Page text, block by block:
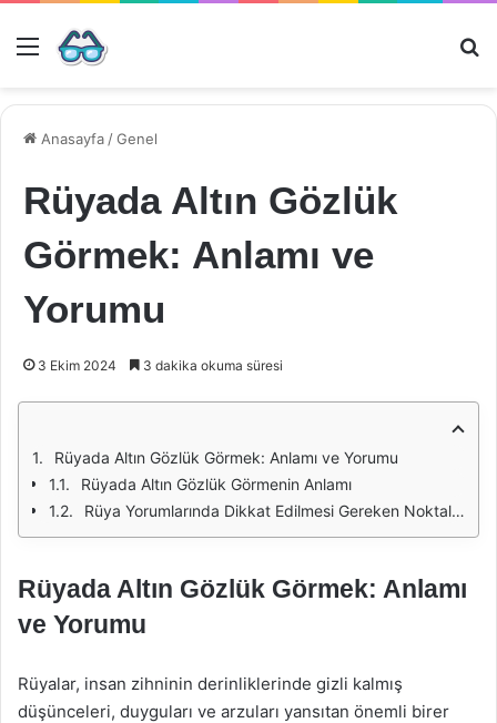
Menü
Anasayfa /Genel
Rüyada Altın Gözlük
Görmek: Anlamı ve
Yorumu
3 Ekim 2024 3 dakika okuma süresi
Rüyada Altın Gözlük Görmek: Anlamı ve Yorumu
Rüyada Altın Gözlük Görmenin Anlamı
Rüya Yorumlarında Dikkat Edilmesi Gereken Noktalar
Rüyada Altın Gözlük Görmek: Anlamı
ve Yorumu
Rüyalar, insan zihninin derinliklerinde gizli kalmış
düşünceleri, duyguları ve arzuları yansıtan önemli birer